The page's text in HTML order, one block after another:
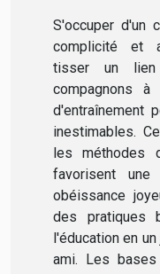
S'occuper d'un
complicité et
tisser un
compagnons
d'entraînement
inestimables.
les méthodes
favorisent
obéissance
des pratiques
l'éducation en
ami. Les